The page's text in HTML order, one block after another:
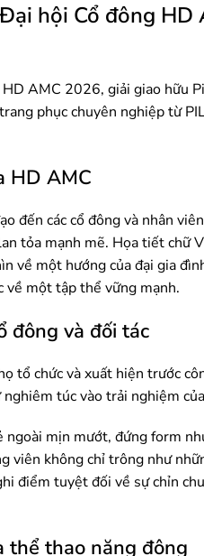
hội Cổ đông
AMC 2026, giải giao hữu
phục chuyên nghiệp từ
HD AMC
các cổ đông và nhân
tỏa mạnh mẽ. Họa tiết chữ
về một hướng của đại gia
về một tập thể vững mạnh.
đông và đối tác
tổ chức và xuất hiện trước
túc vào trải nghiệm
mịn mướt, đứng form
viên không chỉ trông như
tuyệt đối về sự chỉn
thể thao năng động